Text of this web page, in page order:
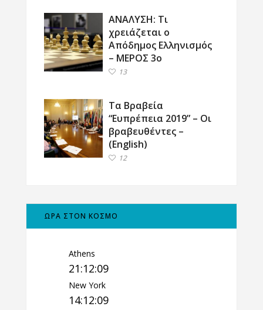
ΑΝΑΛΥΣΗ: Τι
χρειάζεται ο
Απόδημος Ελληνισμός
– ΜΕΡΟΣ 3ο
13
Τα Βραβεία
“Ευπρέπεια 2019” – Οι
βραβευθέντες –
(English)
12
ΩΡΑ ΣΤΟΝ ΚΟΣΜΟ
Athens
21:12:10
New York
14:12:10